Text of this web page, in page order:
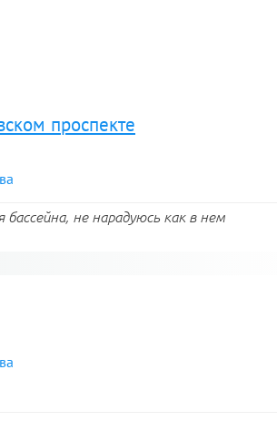
проспекте
не нарадуюсь как в нем